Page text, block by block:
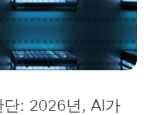
단: 2026년, AI가